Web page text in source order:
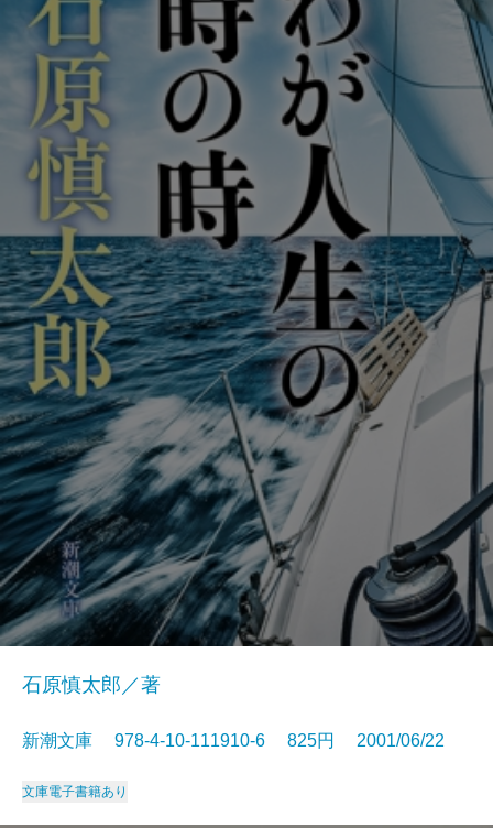
石原慎太郎／著
新潮文庫 978-4-10-111910-6 825円 2001/06/22
文庫電子書籍あり